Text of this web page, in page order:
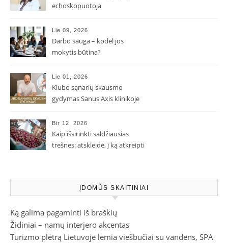
echoskopuotoja
Lie 09, 2026
Darbo sauga – kodėl jos
mokytis būtina?
Lie 01, 2026
Klubo sąnarių skausmo
gydymas Sanus Axis klinikoje
Bir 12, 2026
Kaip išsirinkti saldžiausias
trešnes: atskleidė, į ką atkreipti
ĮDOMŪS SKAITINIAI
Ką galima pagaminti iš braškių
Židiniai – namų interjero akcentas
Turizmo plėtrą Lietuvoje lemia viešbučiai su vandens, SPA